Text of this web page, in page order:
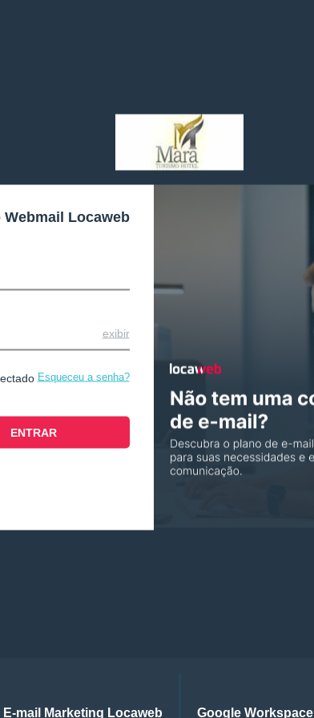
Webmail Locaweb
exibir
Esqueceu a senha?
E-mail Marketing Locaweb Google Workspace